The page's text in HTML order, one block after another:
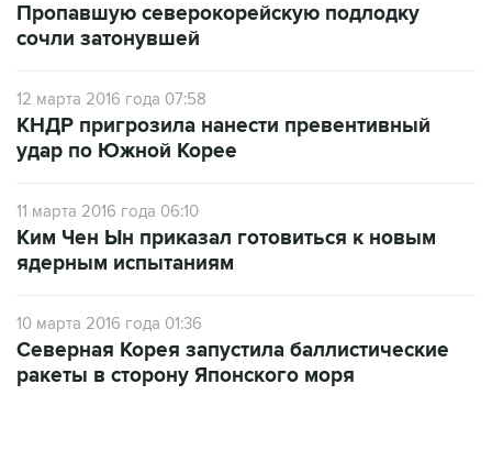
Пропавшую северокорейскую подлодку
сочли затонувшей
12 марта 2016 года 07:58
КНДР пригрозила нанести превентивный
удар по Южной Корее
11 марта 2016 года 06:10
Ким Чен Ын приказал готовиться к новым
ядерным испытаниям
10 марта 2016 года 01:36
Северная Корея запустила баллистические
ракеты в сторону Японского моря